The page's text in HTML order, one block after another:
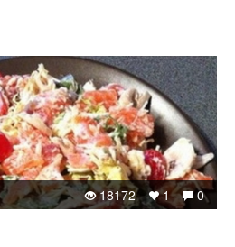
0
1
18172